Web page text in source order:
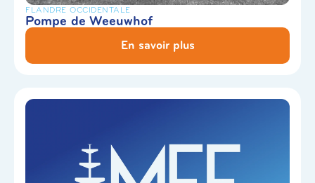
FLANDRE OCCIDENTALE
Pompe de Weeuwhof
En savoir plus